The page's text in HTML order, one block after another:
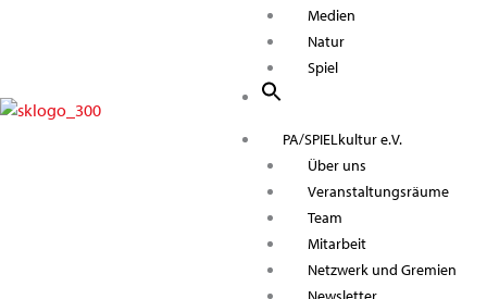
Medien
Natur
Spiel
PA/SPIELkultur e.V.
Über uns
Veranstaltungsräume
Team
Mitarbeit
Netzwerk und Gremien